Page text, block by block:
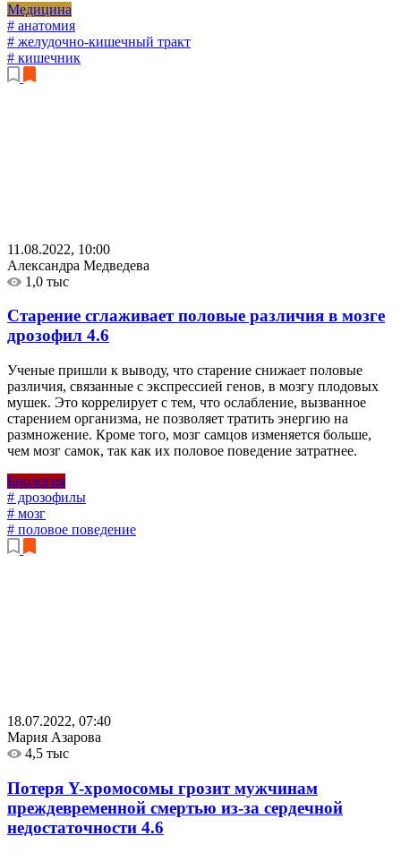
Медицина
# анатомия
# желудочно-кишечный тракт
# кишечник
11.08.2022, 10:00
Александра Медведева
1,0 тыс
Старение сглаживает половые различия в мозге
дрозофил 4.6
Ученые пришли к выводу, что старение снижает половые
различия, связанные с экспрессией генов, в мозгу плодовых
мушек. Это коррелирует с тем, что ослабление, вызванное
старением организма, не позволяет тратить энергию на
размножение. Кроме того, мозг самцов изменяется больше,
чем мозг самок, так как их половое поведение затратнее.
Биология
# дрозофилы
# мозг
# половое поведение
18.07.2022, 07:40
Мария Азарова
4,5 тыс
Потеря Y-хромосомы грозит мужчинам
преждевременной смертью из-за сердечной
недостаточности 4.6